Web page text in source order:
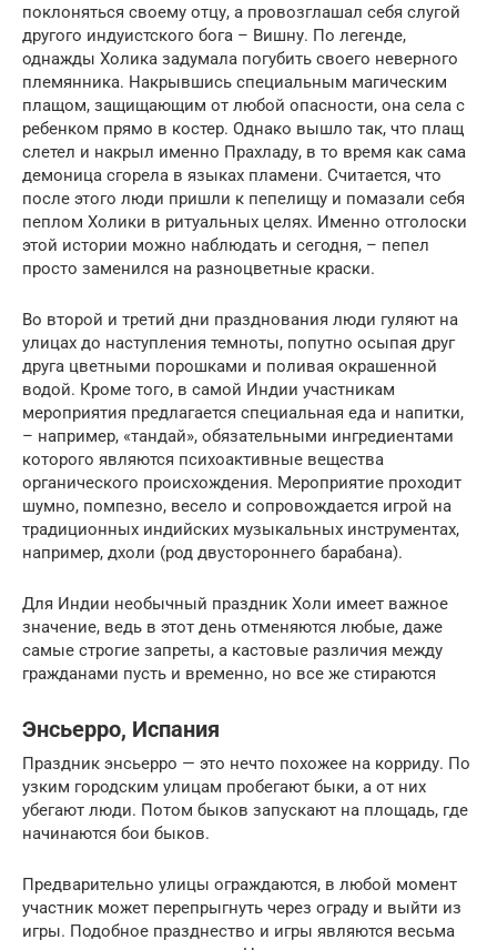
поклоняться своему отцу, а провозглашал себя слугой
другого индуистского бога – Вишну. По легенде,
однажды Холика задумала погубить своего неверного
племянника. Накрывшись специальным магическим
плащом, защищающим от любой опасности, она села с
ребенком прямо в костер. Однако вышло так, что плащ
слетел и накрыл именно Прахладу, в то время как сама
демоница сгорела в языках пламени. Считается, что
после этого люди пришли к пепелищу и помазали себя
пеплом Холики в ритуальных целях. Именно отголоски
этой истории можно наблюдать и сегодня, – пепел
просто заменился на разноцветные краски.
Во второй и третий дни празднования люди гуляют на
улицах до наступления темноты, попутно осыпая друг
друга цветными порошками и поливая окрашенной
водой. Кроме того, в самой Индии участникам
мероприятия предлагается специальная еда и напитки,
– например, «тандай», обязательными ингредиентами
которого являются психоактивные вещества
органического происхождения. Мероприятие проходит
шумно, помпезно, весело и сопровождается игрой на
традиционных индийских музыкальных инструментах,
например, дхоли (род двустороннего барабана).
Для Индии необычный праздник Холи имеет важное
значение, ведь в этот день отменяются любые, даже
самые строгие запреты, а кастовые различия между
гражданами пусть и временно, но все же стираются
Энсьерро, Испания
Праздник энсьерро — это нечто похожее на корриду. По
узким городским улицам пробегают быки, а от них
убегают люди. Потом быков запускают на площадь, где
начинаются бои быков.
Предварительно улицы ограждаются, в любой момент
участник может перепрыгнуть через ограду и выйти из
игры. Подобное празднество и игры являются весьма